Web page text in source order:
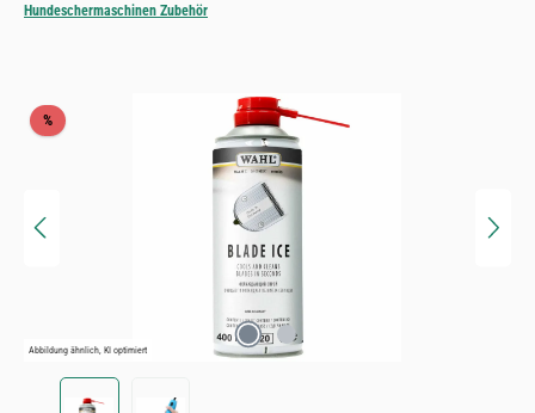
Hundeschermaschinen Zubehör
Bildergalerie überspringen
%Rabatt
Abbildung ähnlich, KI optimiert